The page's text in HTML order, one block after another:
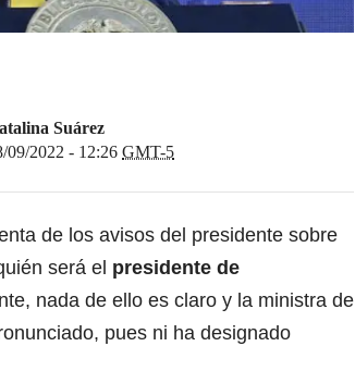
Suárez
09/2022 - 12:26 GMT-5
de los avisos del presidente sobre
será el presidente de
nada de ello es claro y la ministra de
pues ni ha designado